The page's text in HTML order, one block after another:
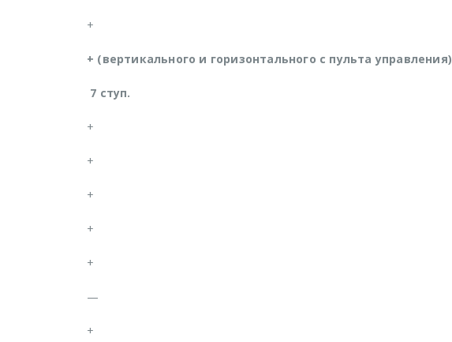
+
+ (вертикального и горизонтального с пульта управления)
7 ступ.
+
+
+
+
+
—
+